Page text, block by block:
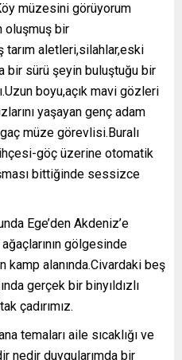
müzesini görüyorum
oluşmuş bir
tarım aletleri,silahlar,eski
bir sürü şeyin buluştuğu bir
boyu,açık mavi gözleri
yaşayan genç adam
müze görevlisi.Buralı
göç üzerine otomatik
bittiğinde sessizce
Ege’den Akdeniz’e
gölgesinde
alanında.Civardaki beş
gerçek bir binyıldızlı
çadırımız.
temaları aile sıcaklığı ve
nedir duygularımda bir